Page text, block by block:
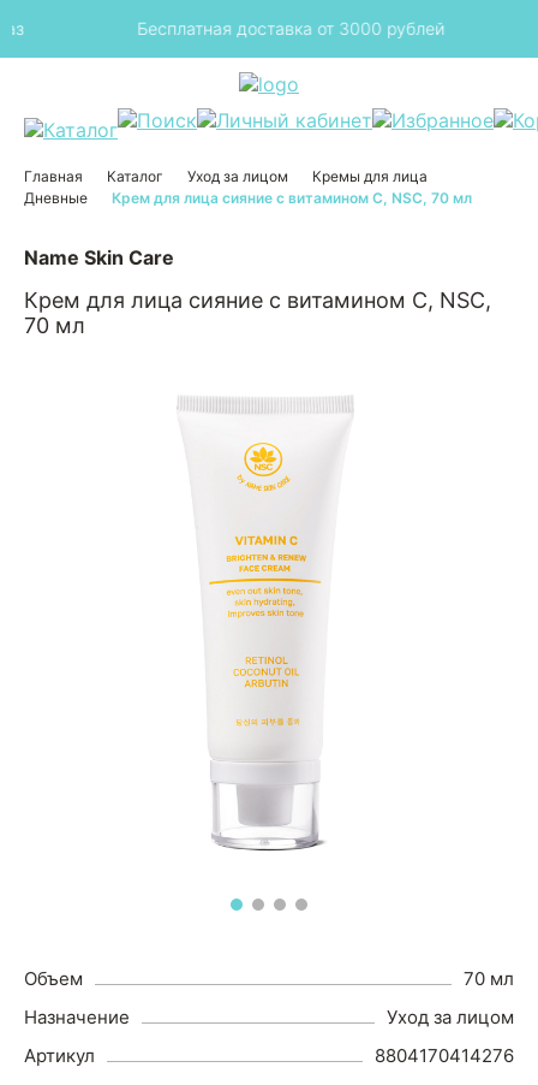
Бесплатная доставка от 3000 рублей
Главная Каталог Уход за лицом
Кремы для лица
Дневные
Крем для лица сияние с витамином С, NSC, 70 мл
Name Skin Care
Крем для лица сияние с витамином С, NSC,
70 мл
Объем
70 мл
Назначение
Уход за лицом
Артикул
8804170414276